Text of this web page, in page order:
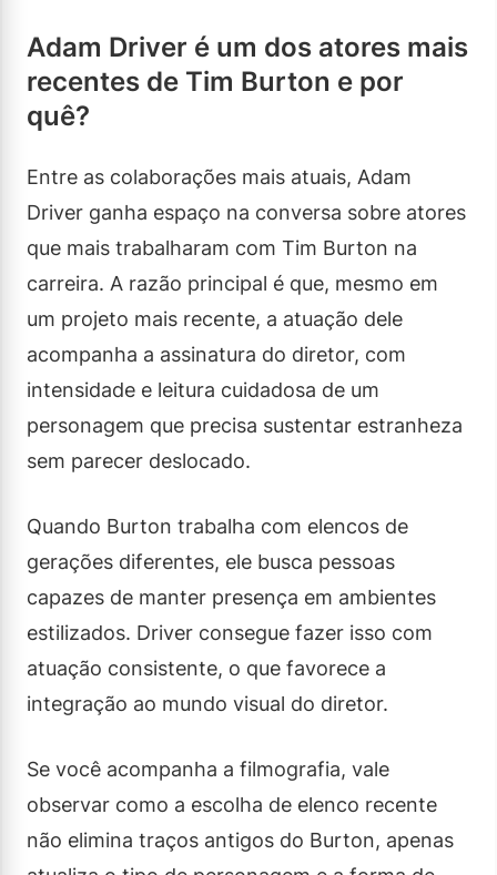
Adam Driver é um dos atores mais
recentes de Tim Burton e por
quê?
Entre as colaborações mais atuais, Adam
Driver ganha espaço na conversa sobre atores
que mais trabalharam com Tim Burton na
carreira. A razão principal é que, mesmo em
um projeto mais recente, a atuação dele
acompanha a assinatura do diretor, com
intensidade e leitura cuidadosa de um
personagem que precisa sustentar estranheza
sem parecer deslocado.
Quando Burton trabalha com elencos de
gerações diferentes, ele busca pessoas
capazes de manter presença em ambientes
estilizados. Driver consegue fazer isso com
atuação consistente, o que favorece a
integração ao mundo visual do diretor.
Se você acompanha a filmografia, vale
observar como a escolha de elenco recente
não elimina traços antigos do Burton, apenas